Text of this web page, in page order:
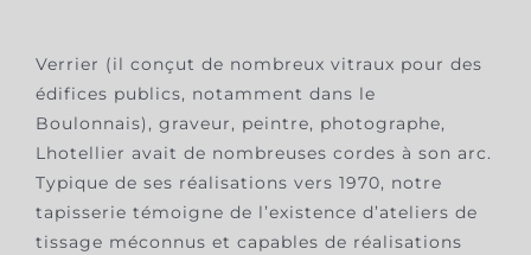
Verrier (il conçut de nombreux vitraux pour des
édifices publics, notamment dans le
Boulonnais), graveur, peintre, photographe,
Lhotellier avait de nombreuses cordes à son arc.
Typique de ses réalisations vers 1970, notre
tapisserie témoigne de l’existence d’ateliers de
tissage méconnus et capables de réalisations